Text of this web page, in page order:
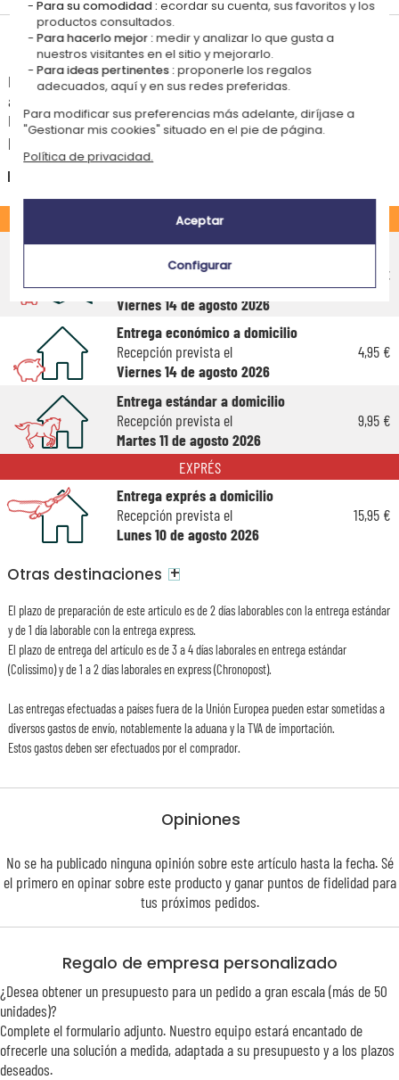
Opiniones
No se ha publicado ninguna opinión sobre este artículo hasta la fecha. Sé
el primero en opinar sobre este producto y ganar puntos defidelidadpara
tus próximos pedidos.
Tiempos de entrega y gastos de envío
La estimación de la fecha de recepción y de los gastos de envío de este
articulo están indicados a continuación.
Las fechas estimadas a continuación se aplican para un pedido con
pago en tarjeta bancaria o PayPal.
España
ESTÁNDAR
Entrega económico en punto de
recogida
Recepción prevista el
Viernes 14 de agosto 2026
4,75 €
Entrega económico a domicilio
Recepción prevista el
Viernes 14 de agosto 2026
4,95 €
Entrega estándar a domicilio
Recepción prevista el
Martes 11 de agosto 2026
9,95 €
EXPRÉS
Entrega exprés a domicilio
Recepción prevista el
Lunes 10 de agosto 2026
15,95 €
Otras destinaciones +
El plazo de preparación de este articulo es de 2 días laborables con la entrega estándar
y de 1 día laborable con la entrega express.
El plazo de entrega del artículo es de 3 a 4 días laborales en entrega estándar
(Colissimo) y de 1 a 2 días laborales en express (Chronopost).
Las entregas efectuadas a países fuera de la Unión Europea pueden estar sometidas a
diversos gastos de envío, notablemente la aduana y la TVA de importación.
Estos gastos deben ser efectuados por el comprador.
Regalo de empresa personalizado
¿Desea obtener un presupuesto para un pedido a gran escala (más de 50
unidades)?
Complete el formulario adjunto. Nuestro equipo estará encantado de
ofrecerle una solución a medida, adaptada a su presupuesto y a los plazos
deseados.
Para su comodidad : ecordar su cuenta, sus favoritos y los
productos consultados.
Para hacerlo mejor :medir y analizar lo que gusta a
nuestros visitantes en el sitio y mejorarlo.
Para ideas pertinentes :proponerle los regalos
adecuados, aquí y en sus redes preferidas.
Para modificar sus preferencias más adelante, diríjase a
"Gestionar mis cookies" situado en el pie de página.
Política de privacidad.
Aceptar
Configurar